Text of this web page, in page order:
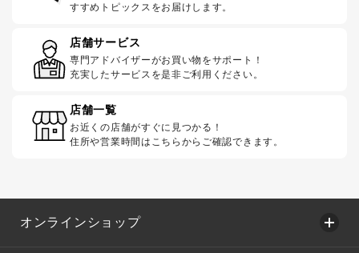
すすめトピックスをお届けします。
店舗サービス
専門アドバイザーがお買い物をサポート！
充実したサービスを是非ご利用ください。
店舗一覧
お近くの店舗がすぐに見つかる！
住所や営業時間はこちらからご確認できます。
オンラインショップ